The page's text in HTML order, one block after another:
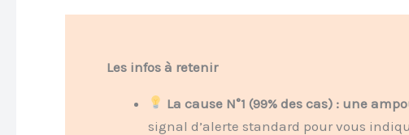
Les infos à retenir
La cause N°1 (99% des cas) : une
signal d’alerte standard pour vous